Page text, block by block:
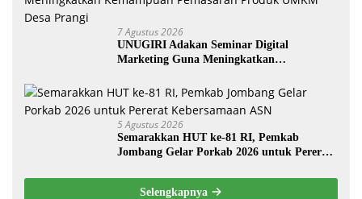
7 Agustus 2026
UNUGIRI Adakan Seminar Digital
Marketing Guna Meningkatkan
Desa Prangi
5 Agustus 2026
Semarakkan HUT ke-81 RI, Pemkab
Jombang Gelar Porkab 2026 untuk Pererat
Selengkapnya